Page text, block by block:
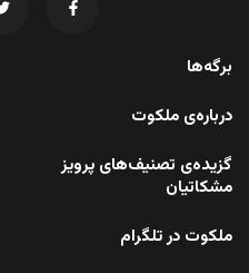
برگه‌ها
درباره‌ی ملکوت
گزیده‌ی تصنیف‌های پرویز
مشکاتیان
ملکوت در تلگرام